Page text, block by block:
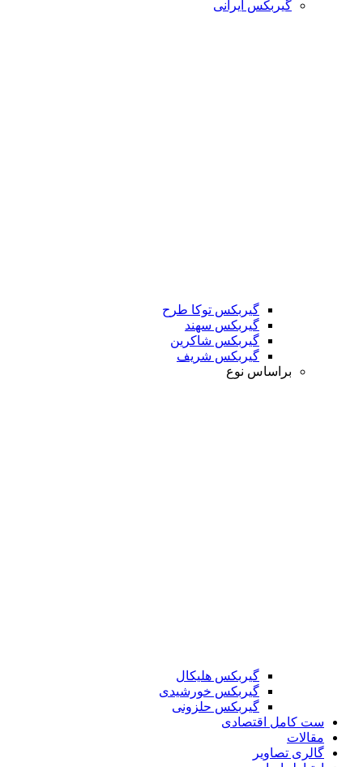
گیربکس ایرانی
گیربکس توکا طرح
گیربکس سهند
گیربکس شاکرین
گیربکس شریف
براساس نوع
گیربکس هلیکال
گیربکس خورشیدی
گیربکس حلزونی
ست کامل اقتصادی
مقالات
گالری تصاویر